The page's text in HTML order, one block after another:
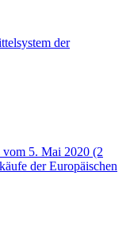
der
vom 5. Mai 2020 (2
der Europäischen